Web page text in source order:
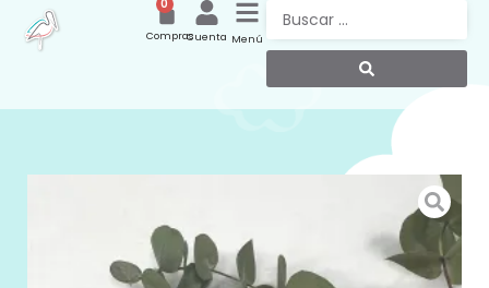
Menú
Cuenta
0
Compras